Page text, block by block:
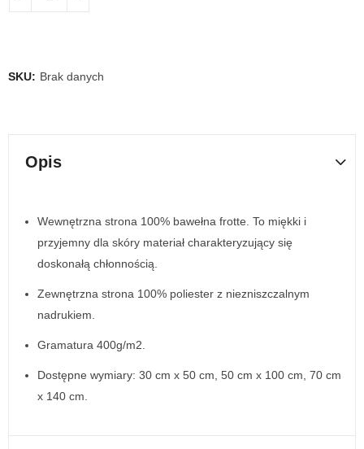
SKU: Brak danych
Opis
Wewnętrzna strona 100% bawełna frotte. To miękki i
przyjemny dla skóry materiał charakteryzujący się
doskonałą chłonnością.
Zewnętrzna strona 100% poliester z niezniszczalnym
nadrukiem.
Gramatura 400g/m2.
Dostępne wymiary: 30 cm x 50 cm, 50 cm x 100 cm, 70 cm
x 140 cm.